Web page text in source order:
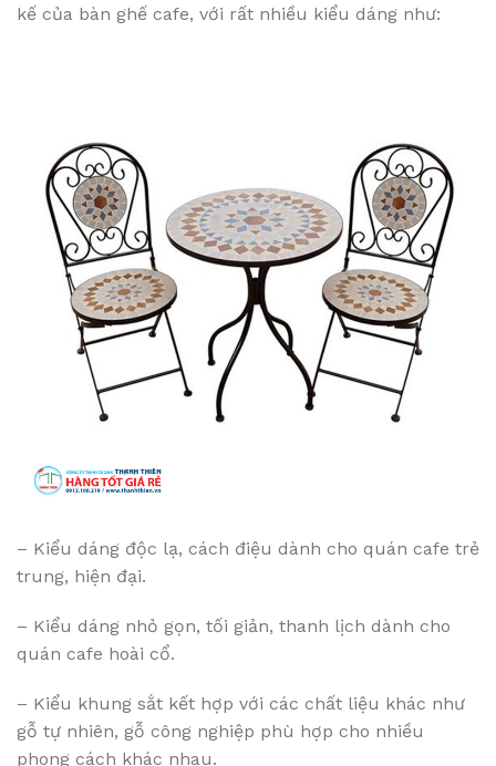
kế của bàn ghế cafe, với rất nhiều kiểu dáng như:
– Kiểu dáng độc lạ, cách điệu dành cho quán cafe trẻ
trung, hiện đại.
– Kiểu dáng nhỏ gọn, tối giản, thanh lịch dành cho
quán cafe hoài cổ.
– Kiểu khung sắt kết hợp với các chất liệu khác như
gỗ tự nhiên, gỗ công nghiệp phù hợp cho nhiều
phong cách khác nhau.